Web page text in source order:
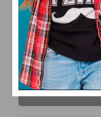
1
Unidade
23 DE